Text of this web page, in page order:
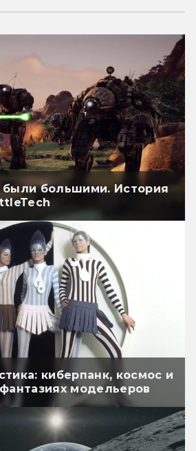
были большими. История
киберпанк, космос и
модельеров